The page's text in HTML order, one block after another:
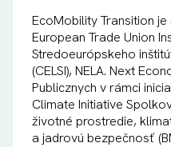
EcoMobility Transition
European Trade Union
Stredoeurópskeho
(CELSI), NELA. Next
Publicznych v rámci
Climate Initiative
životné prostredie,
a jadrovú bezpečnosť